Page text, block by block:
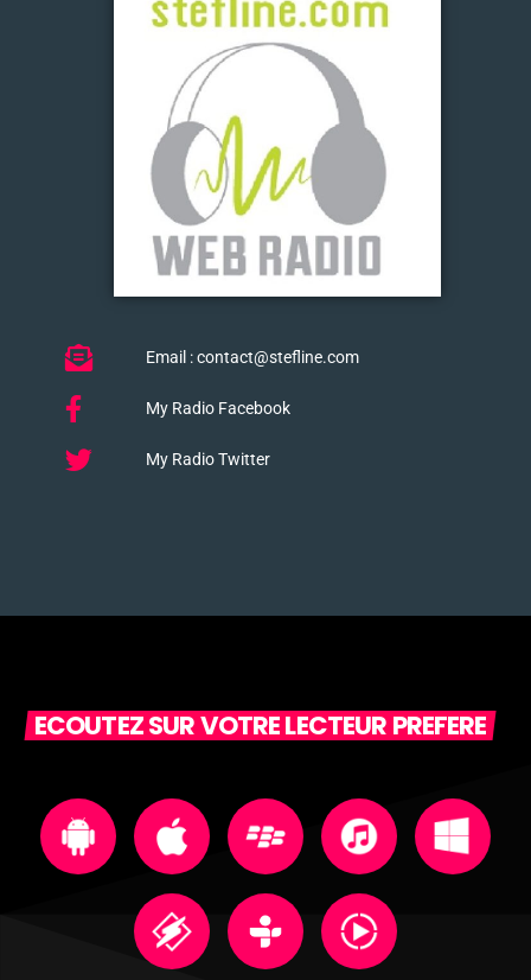
Email : contact@stefline.com
My Radio Facebook
My Radio Twitter
ECOUTEZ SUR VOTRE LECTEUR PREFERE